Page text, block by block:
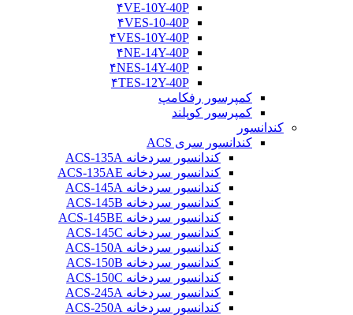
۴VE-10Y-40P
۴VES-10-40P
۴VES-10Y-40P
۴NE-14Y-40P
۴NES-14Y-40P
۴TES-12Y-40P
کمپرسور رفکامپ
کمپرسور کوپلند
کندانسور
کندانسور سری ACS
کندانسور سردخانه ACS-135A
کندانسور سردخانه ACS-135AE
کندانسور سردخانه ACS-145A
کندانسور سردخانه ACS-145B
کندانسور سردخانه ACS-145BE
کندانسور سردخانه ACS-145C
کندانسور سردخانه ACS-150A
کندانسور سردخانه ACS-150B
کندانسور سردخانه ACS-150C
کندانسور سردخانه ACS-245A
کندانسور سردخانه ACS-250A